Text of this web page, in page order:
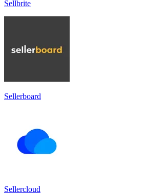
Sellbrite
Sellerboard
Sellercloud